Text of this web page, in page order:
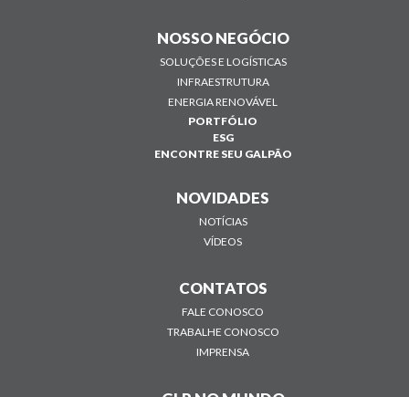
NOSSO NEGÓCIO
SOLUÇÕES E LOGÍSTICAS
INFRAESTRUTURA
ENERGIA RENOVÁVEL
PORTFÓLIO
ESG
ENCONTRE SEU GALPÃO
NOVIDADES
NOTÍCIAS
VÍDEOS
CONTATOS
FALE CONOSCO
TRABALHE CONOSCO
IMPRENSA